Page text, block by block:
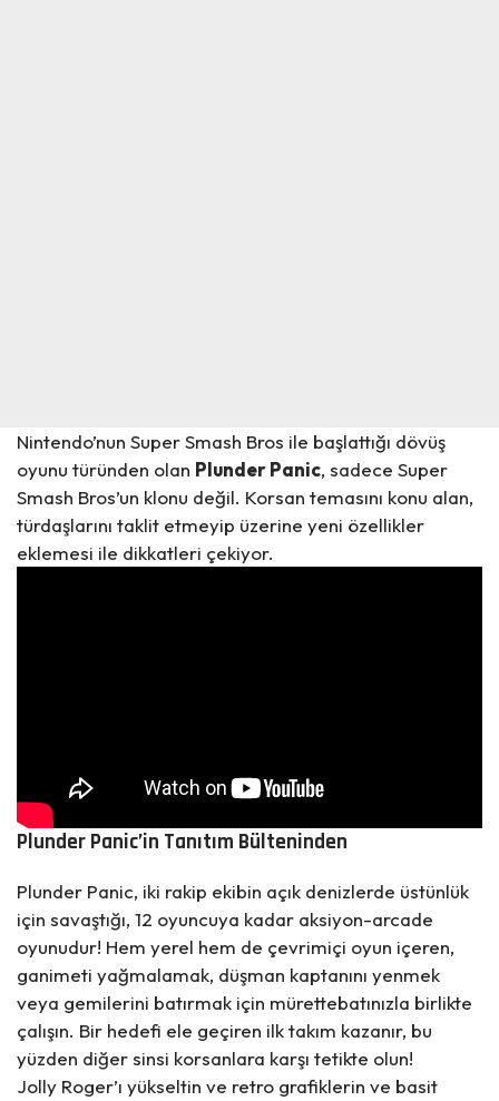
Nintendo’nun Super Smash Bros ile başlattığı dövüş
oyunu türünden olan Plunder Panic, sadece Super
Smash Bros’un klonu değil. Korsan temasını konu alan,
türdaşlarını taklit etmeyip üzerine yeni özellikler
eklemesi ile dikkatleri çekiyor.
Plunder Panic’in Tanıtım Bülteninden
Plunder Panic, iki rakip ekibin açık denizlerde üstünlük
için savaştığı, 12 oyuncuya kadar aksiyon-arcade
oyunudur! Hem yerel hem de çevrimiçi oyun içeren,
ganimeti yağmalamak, düşman kaptanını yenmek
veya gemilerini batırmak için mürettebatınızla birlikte
çalışın. Bir hedefi ele geçiren ilk takım kazanır, bu
yüzden diğer sinsi korsanlara karşı tetikte olun!
Jolly Roger’ı yükseltin ve retro grafiklerin ve basit